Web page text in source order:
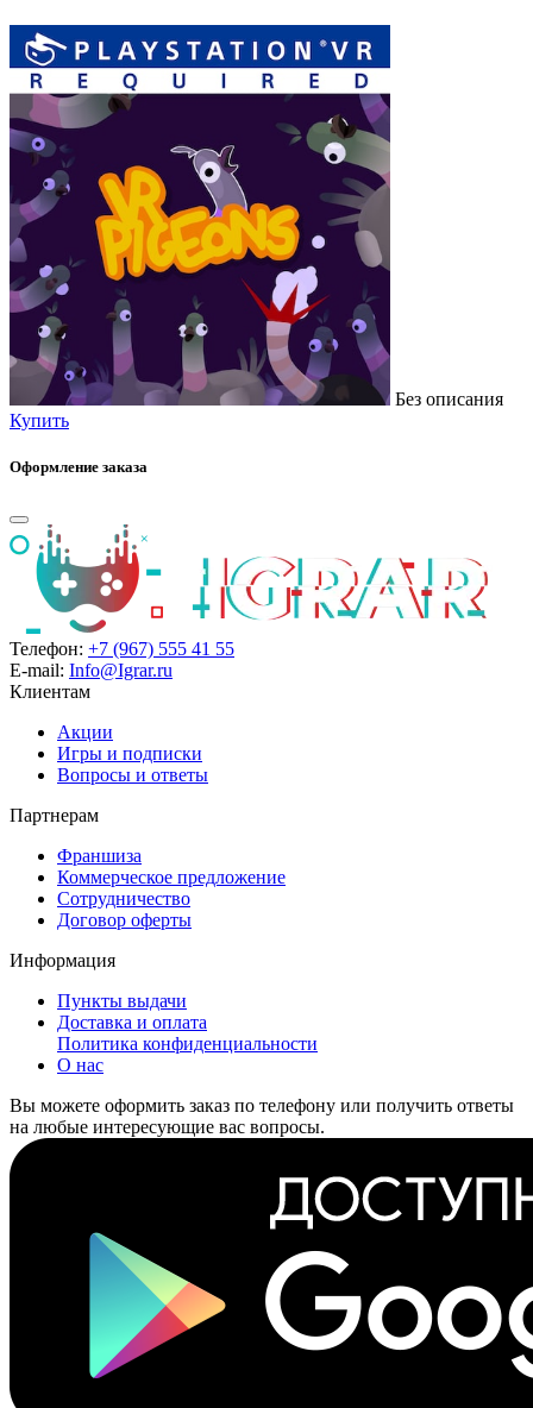
Без описания
Купить
Оформление заказа
Телефон: +7 (967) 555 41 55
E-mail: Info@Igrar.ru
Клиентам
Акции
Игры и подписки
Вопросы и ответы
Партнерам
Франшиза
Коммерческое предложение
Сотрудничество
Договор оферты
Информация
Пункты выдачи
Доставка и оплата
Политика конфиденциальности
О нас
Вы можете оформить заказ по телефону или получить ответы
на любые интересующие вас вопросы.